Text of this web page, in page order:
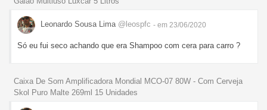
Leonardo Sousa Lima @leospfc - em 23/06/2020
Só eu fui seco achando que era Shampoo com cera para carro ?
Caixa De Som Amplificadora Mondial MCO-07 80W - Com Cerveja
Skol Puro Malte 269ml 15 Unidades